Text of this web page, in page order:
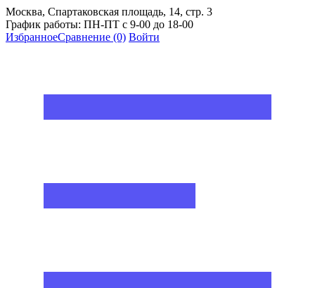
Москва, Спартаковская площадь, 14, стр. 3
График работы: ПН-ПТ с 9-00 до 18-00
ИзбранноеСравнение (0) Войти